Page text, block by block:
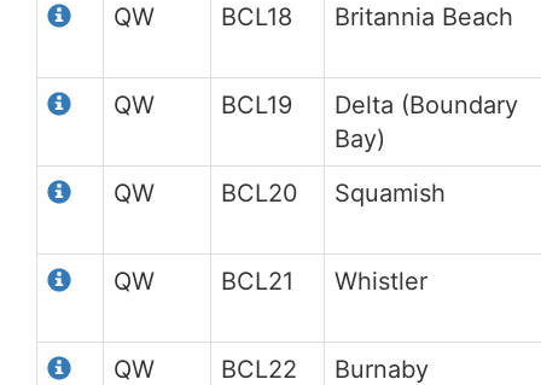
QW BCL18 Britannia Beach
QW BCL19
Delta (Boundary
Bay)
QW
BCL20 Squamish
QW BCL21 Whistler
QW BCL22 Burnaby